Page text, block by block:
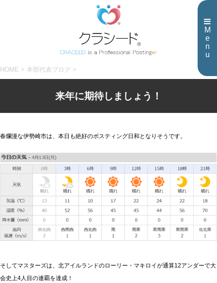
M
e
n
u
HOME > 本部代表ブログ >
来年に期待しましょう！
春爛漫な伊勢崎市は、本日も絶好のポスティング日和となりそうです。
そしてマスターズは、北アイルランドのローリー・マキロイが通算12アンダーで大
会史上4人目の連覇を達成！